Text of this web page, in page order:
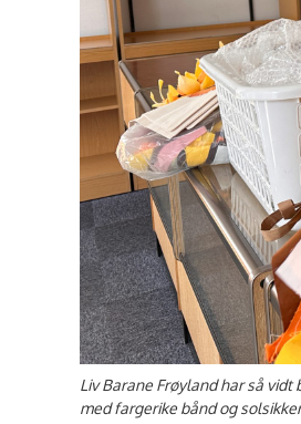
Liv Barane Frøyland har så
med fargerike bånd og